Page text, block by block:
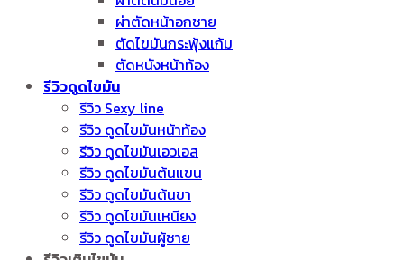
ผ่าตัดหน้าอกชาย
ตัดไขมันกระพุ้งแก้ม
ตัดหนังหน้าท้อง
รีวิวดูดไขมัน
รีวิว Sexy line
รีวิว ดูดไขมันหน้าท้อง
รีวิว ดูดไขมันเอวเอส
รีวิว ดูดไขมันต้นแขน
รีวิว ดูดไขมันต้นขา
รีวิว ดูดไขมันเหนียง
รีวิว ดูดไขมันผู้ชาย